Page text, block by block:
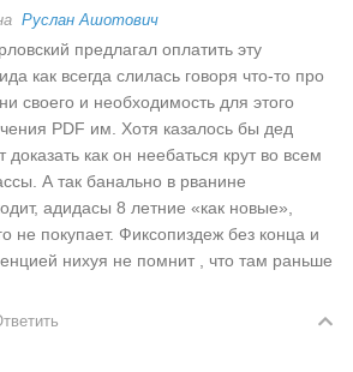
Руслан Ашотович
предлагал оплатить эту
как всегда слилась говоря что-то про
своего и необходимость для этого
PDF им. Хотя казалось бы дед
доказать как он неебаться крут во всем
А так банально в рванине
адидасы 8 летние «как новые»,
не покупает. Фиксопиздеж без конца и
нихуя не помнит , что там раньше